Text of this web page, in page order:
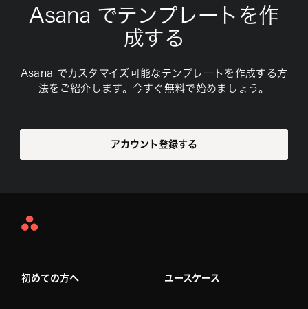
Asana でテンプレートを作
成する
Asana でカスタマイズ可能なテンプレートを作成する方
法をご紹介します。今すぐ無料で始めましょう。
アカウント登録する
Asana
初めての方へ ユースケース